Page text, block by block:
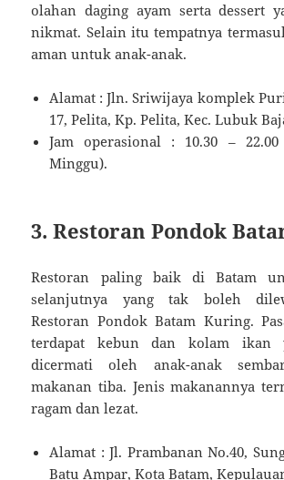
olahan daging ayam serta dessert
nikmat. Selain itu tempatnya
aman untuk anak-anak.
Alamat : Jln. Sriwijaya komplek
17, Pelita, Kp. Pelita, Kec. Lubuk
Jam operasional : 10.30 – 22.00
Minggu).
3. Restoran Pondok
Restoran paling baik di Batam
selanjutnya yang tak boleh
Restoran Pondok Batam Kuring.
terdapat kebun dan kolam ikan
dicermati oleh anak-anak
makanan tiba. Jenis makanannya
ragam dan lezat.
Alamat : Jl. Prambanan No.40,
Batu Ampar, Kota Batam,